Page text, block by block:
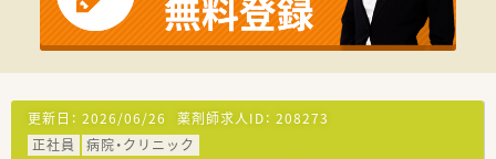
【勤務実態について】
■完全週休2日制で、夏季休暇や年末年始休暇もあり、しっかり
と休息を取れる環境です。
■1分単位で残業代が支給され、月平均の残業時間も約7時間40
■有給休暇の取得率は75%を超えており、休みを取得しやすい風
土が根付いています。
更新日： 2026/06/26 薬剤師求人ID： 208273
正社員
病院・クリニック